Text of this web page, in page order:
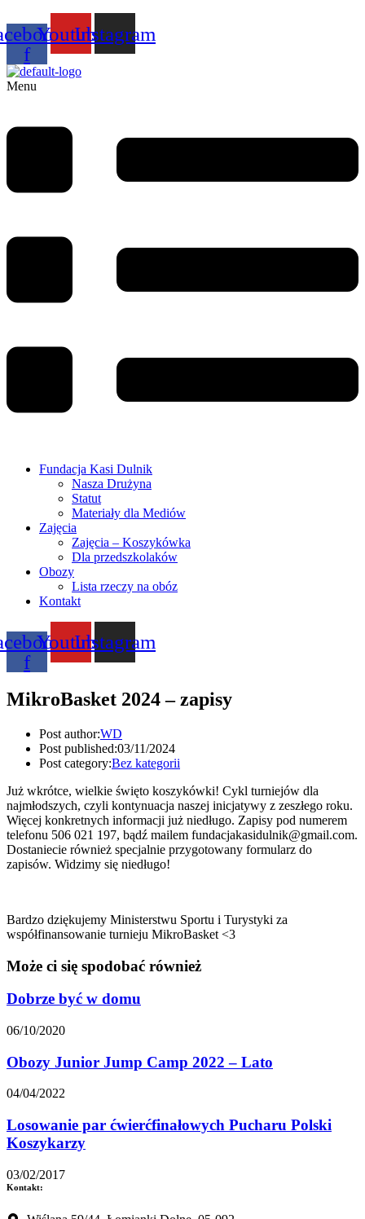
f
YoutubeInstagram
Menu
Fundacja Kasi Dulnik
Nasza Drużyna
Statut
Materiały dla Mediów
Zajęcia
Zajęcia – Koszykówka
Dla przedszkolaków
Obozy
Lista rzeczy na obóz
Kontakt
f
YoutubeInstagram
MikroBasket 2024 – zapisy
Post author:WD
Post published:03/11/2024
Post category:Bez kategorii
Już wkrótce, wielkie święto koszykówki! Cykl turniejów dla
najmłodszych, czyli kontynuacja naszej inicjatywy z zeszłego roku.
Więcej konkretnych informacji już niedługo. Zapisy pod numerem
telefonu 506 021 197, bądź mailem fundacjakasidulnik@gmail.com.
Dostaniecie również specjalnie przygotowany formularz do
zapisów. Widzimy się niedługo!
Bardzo dziękujemy Ministerstwu Sportu i Turystyki za
współfinansowanie turnieju MikroBasket <3
Może ci się spodobać również
Dobrze być w domu
06/10/2020
Obozy Junior Jump Camp 2022 – Lato
04/04/2022
Losowanie par ćwierćfinałowych Pucharu Polski
Koszykarzy
03/02/2017
Kontakt: